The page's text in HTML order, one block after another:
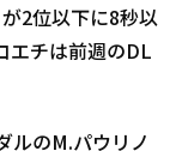
2位以下に8秒以
エチは前週のDL
ルのM.パウリノ